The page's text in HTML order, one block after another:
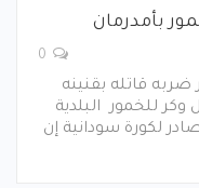
بأمدرمان
قاتله بقنينه
وكر للخمور البلدية
لكورة سودانية إن